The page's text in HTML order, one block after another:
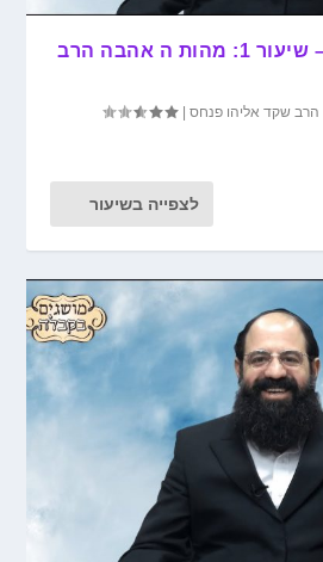
בפנימיות הזוגיות – שיעור 1: מהות ה אהבה הרב
הרב שקד אליהו פנחס |
לצפייה בשיעור